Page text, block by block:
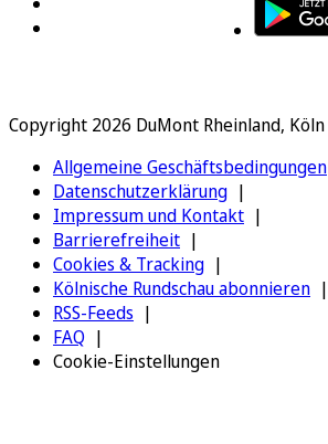
Copyright 2026 DuMont Rheinland, Köln
Allgemeine Geschäftsbedingungen
Datenschutzerklärung
Impressum und Kontakt
Barrierefreiheit
Cookies & Tracking
Kölnische Rundschau abonnieren
RSS-Feeds
FAQ
Cookie-Einstellungen